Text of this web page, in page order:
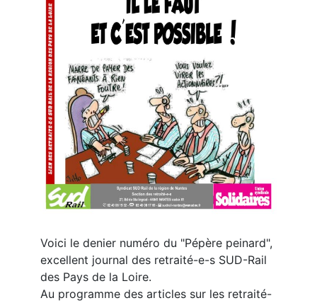
Voici le denier numéro du "Pépère peinard",
excellent journal des retraité-e-s SUD-Rail
des Pays de la Loire.
Au programme des articles sur les retraité-